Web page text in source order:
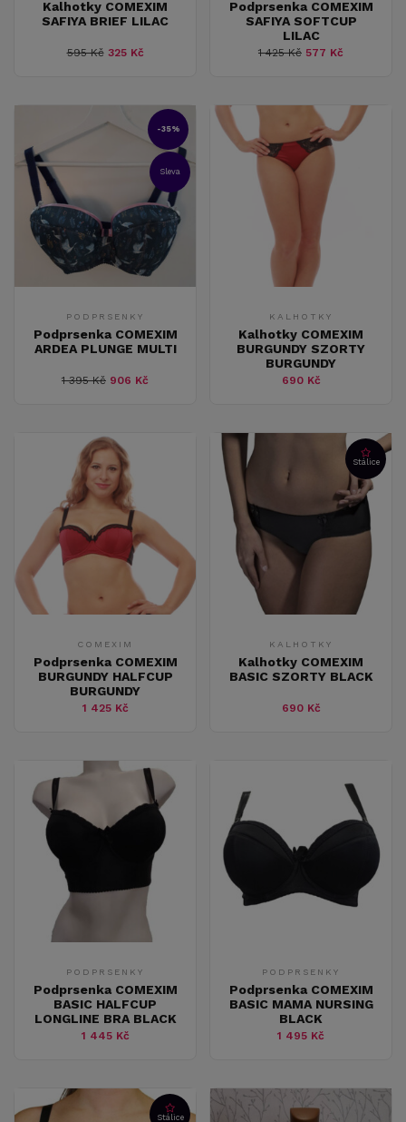
Kalhotky COMEXIM
SAFIYA BRIEF LILAC
595 Kč325 Kč
Podprsenka COMEXIM
SAFIYA SOFTCUP
LILAC
1 425 Kč 577 Kč
-35%
Sleva
PODPRSENKY
Podprsenka COMEXIM
ARDEA PLUNGE MULTI
1 395 Kč 906 Kč
KALHOTKY
Kalhotky COMEXIM
BURGUNDY SZORTY
BURGUNDY
690 Kč
COMEXIM
Podprsenka COMEXIM
BURGUNDY HALFCUP
BURGUNDY
1 425 Kč
Stálice
KALHOTKY
Kalhotky COMEXIM
BASIC SZORTY BLACK
690 Kč
PODPRSENKY
Podprsenka COMEXIM
BASIC HALFCUP
LONGLINE BRA BLACK
1 445 Kč
PODPRSENKY
Podprsenka COMEXIM
BASIC MAMA NURSING
BLACK
1 495 Kč
Stálice